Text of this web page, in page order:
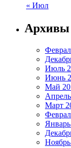
« Июл
Архивы
Июль
Июнь
Май
Март